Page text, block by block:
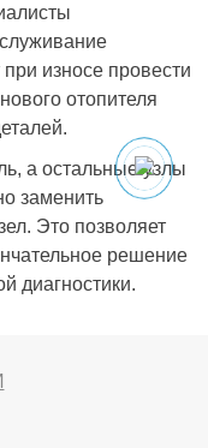
износе провести
отопителя
а остальные узлы
заменить
Это позволяет
решение
диагностики.